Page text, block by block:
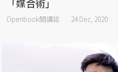
「媒合術」
Openbook閱讀誌 24 Dec, 2020